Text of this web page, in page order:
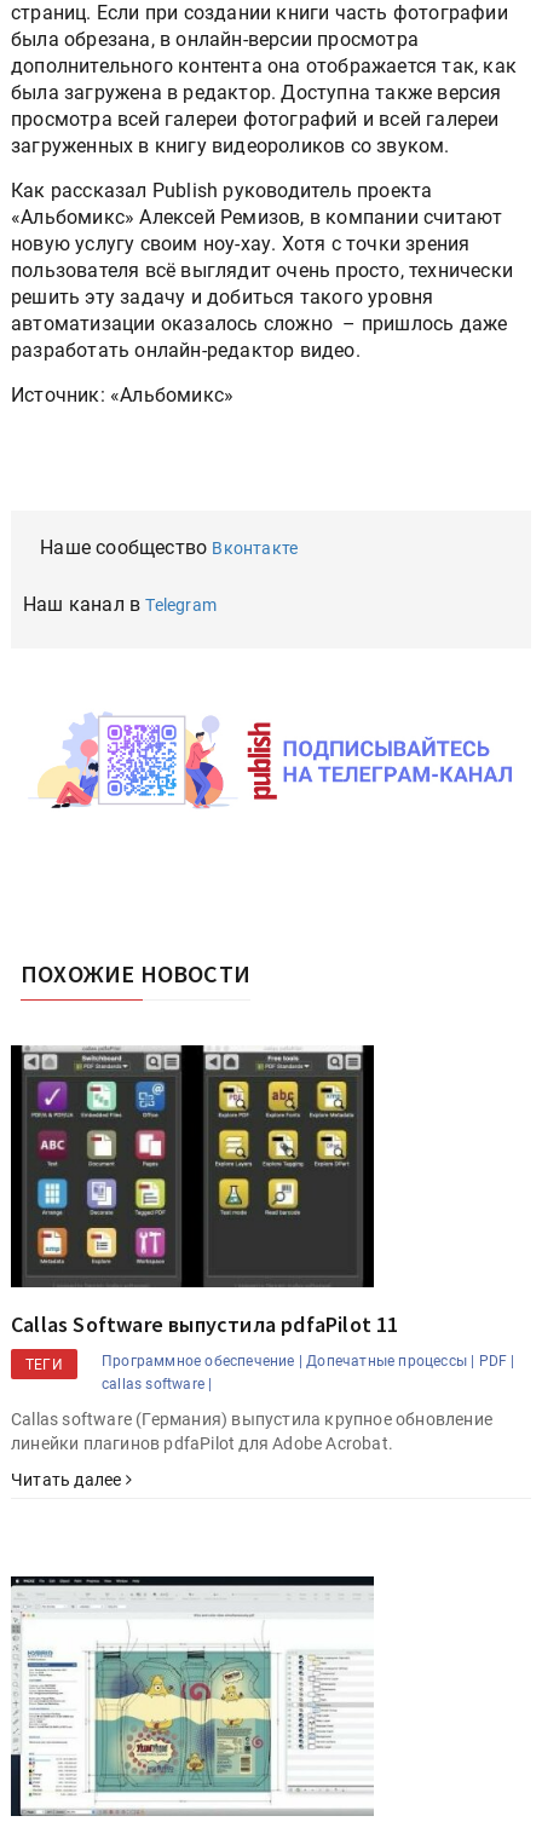
страниц. Если при создании книги часть фотографии
была обрезана, в онлайн-версии просмотра
дополнительного контента она отображается так, как
была загружена в редактор. Доступна также версия
просмотра всей галереи фотографий и всей галереи
загруженных в книгу видеороликов со звуком.
Как рассказал Publish руководитель проекта
«Альбомикс» Алексей Ремизов, в компании считают
новую услугу своим ноу-хау. Хотя с точки зрения
пользователя всё выглядит очень просто, технически
решить эту задачу и добиться такого уровня
автоматизации оказалось сложно – пришлось даже
разработать онлайн-редактор видео.
Источник: «Альбомикс»
Наше сообщество Вконтакте
Наш канал вTelegram
ПОХОЖИЕ НОВОСТИ
Callas Software выпустила pdfaPilot 11
ТЕГИ Программное обеспечение | Допечатные процессы | PDF |
callas software |
Callas software (Германия) выпустила крупное обновление
линейки плагинов pdfaPilot для Adobe Acrobat.
Читать далее